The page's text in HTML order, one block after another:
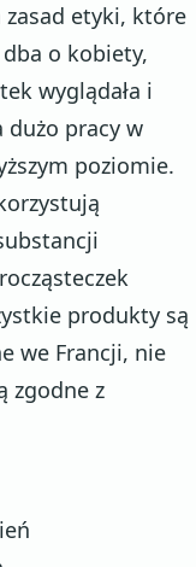
etyki, które
o kobiety,
wyglądała i
dużo pracy w
poziomie.
produkty są
we Francji, nie
zgodne z